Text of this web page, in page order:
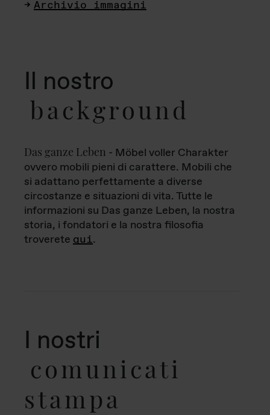
Archivio immagini
Il nostro
background
Das ganze Leben - Möbel voller Charakter
ovvero mobili pieni di carattere. Mobili che
si adattano perfettamente a diverse
circostanze e situazioni di vita. Tutte le
informazioni su Das ganze Leben, la nostra
storia, i fondatori e la nostra filosofia
troverete qui.
I nostri
comunicati
stampa